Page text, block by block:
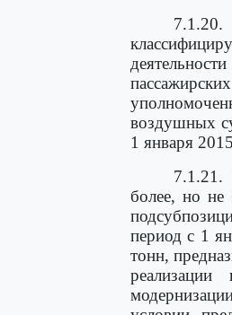
воздушных
1 января
7.1.21.
более, но не
период с 1
тонн,